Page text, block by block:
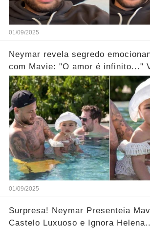
01/09/2025
Neymar revela segredo
com Mavie: "O amor é infinito..."
01/09/2025
Surpresa! Neymar Presenteia
Castelo Luxuoso e Ignora